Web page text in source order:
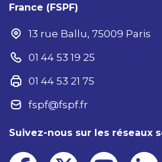
France (FSPF)
13 rue Ballu, 75009 Paris
01 44 53 19 25
01 44 53 21 75
fspf@fspf.fr
Suivez-nous sur les réseaux